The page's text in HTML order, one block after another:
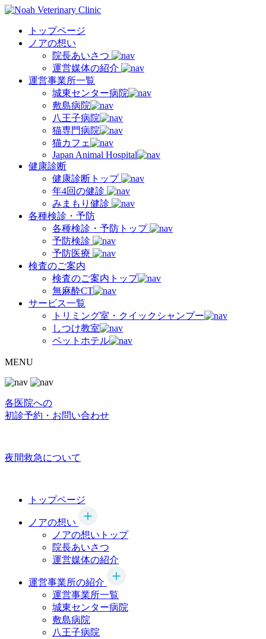
トップページ
ノアの想い
院長あいさつ
運営媒体の紹介
運営事業所一覧
城東センター病院
敷島病院
八王子病院
猫専門病院
猫カフェ
Japan Animal Hospital
健康診断
健康診断トップ
年4回の健診
みまもり健診
各種検診・予防
各種検診・予防トップ
予防検診
予防医療
検査のご案内
検査のご案内トップ
無麻酔CT
サービス一覧
トリミング室・クイックシャンプー
しつけ教室
ペットホテル
MENU
各医院への
初診予約・お問い合わせ
夜間救急について
トップページ
ノアの想い
ノアの想いトップ
院長あいさつ
運営媒体の紹介
運営事業所の紹介
運営事業所一覧
城東センター病院
敷島病院
八王子病院